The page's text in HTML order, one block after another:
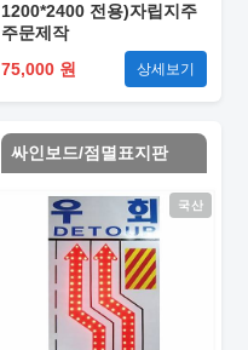
1200*2400 전용)자립지주
주문제작
75,000 원
상세보기
싸인보드/점멸표지판
국산